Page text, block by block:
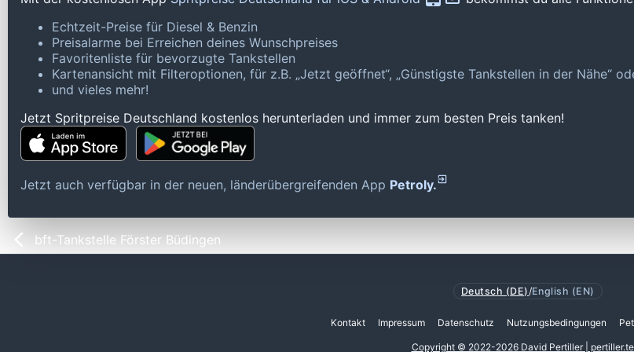
Echtzeit-Preise für Diesel & Benzin
Preisalarme bei Erreichen deines Wunschpreises
Favoritenliste für bevorzugte Tankstellen
Kartenansicht mit Filteroptionen, für z.B. „Jetzt geöffnet“, „Günstigste Tankstellen in der Nähe“
und vieles mehr!
Jetzt Spritpreise Deutschland kostenlos herunterladen und immer zum besten Preis tanken!
Jetzt auch verfügbar in der neuen, länderübergreifenden App Petroly.
bft-Tankstelle Förster Büdingen
Deutsch (DE) /English (EN)
Kontakt Impressum Datenschutz Nutzungsbedingungen
Copyright © 2022-2026 David Pertiller |